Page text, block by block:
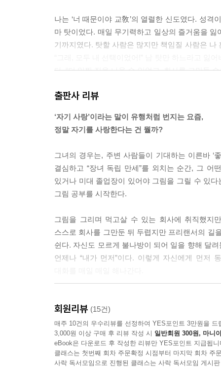
나는 ‘너 때문이야 교敎’의 열렬한 신도였다. 성
마 탓이었다. 매일 무기력하고 일상의 즐거움을
기까지였다. 탓할 사람은 많지만 책임질 사람은
다. “더 일찍 집을 나올 수 있었고, 회사를 그만둘
--- p.33
나는 믿는다. 우리 모두에게 스스로를 책임질 수
위태롭게 흔들려도 언제나 나를 위해 최선을 다하
부모님은 자식의 인생을 대신 살아주는 대리 기
의 기분이 아니라 자신의 삶이다. 인생의 무게, 마
임지지 않으면 자유도 없다.
‘태어날 땐 다른 사람의 손을 빌려 탯줄을 잘랐지
마음의 탯줄이 떨어져나갔다. 단지 마음에서 벌
름을 불렀다. 그러자 마음의 좁은 길을 따라 길
똑같은 크기의 상자는 서로를 품을 수 없다. 큰 상
보이진 않았지만 분명코 일어난 일이었다. 자신
느꼈다. --- p.93
출판사 리뷰
‘자기 사랑’이라는 말이 유행처럼 번지는 요즘,
정말 자기를 사랑한다는 건 뭘까?
그녀의 경우는, 주변 사람들이 기대하는 이른바 ‘
결심하고 “장녀 독립 만세”를 외치는 순간, 그
있거나 미대 졸업장이 있어야 그림을 그릴 수 있
그림 공부를 시작한다.
그림을 그리며 먹고살 수 있는 회사에 취직했지
스스로 회사를 그만둔 뒤 두렵지만 프리랜서의 길
쉰다. 자신도 모르게 불나방이 되어 일을 향해 달
언제나 “내가 먼저”이다. 이렇게 자신에게 먼저
클라이언트들에게 알렸다. 예를 들면 이런 식이
이용해 주세요. 답변하는 데 며칠이 소요될 수 있
이것 역시 이러다 일이 끊기진 않을까 두렵기도
위한 나름의 간절한 노력이었고, 그 결과는 예상
회원리뷰 (15건)
매주 10건의 우수리뷰를 선정하여 YES포인트 3만원을 드
3,000원 이상 구매 후 리뷰 작성 시 일반회원 300원, 마니
eBook은 다운로드 후 작성한 리뷰만 YES포인트 지급됩니
클래스는 첫번째 회차 주문확정 시점부터 마지막 회차 주
사락 독서모임으로 진행된 클래스는 사락 독서모임 게시